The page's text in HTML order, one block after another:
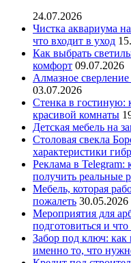
24.07.2026
Чистка аквариума
что входит в уход
Как выбрать
комфорт 09.07.2026
Алмазное
03.07.2026
Стенка в гостиную:
красивой комнаты
Детская мебель на
Столовая свекла
характеристики
Реклама в Telegram:
получить реальные
Мебель, которая
пожалеть 30.05.2026
Мероприятия для
подготовиться и
Забор под ключ: как
именно то, что